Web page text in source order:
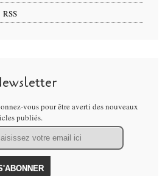
RSS
vous pour être averti des nouveaux
publiés.